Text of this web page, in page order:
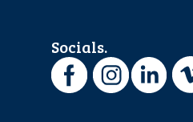
Socials.